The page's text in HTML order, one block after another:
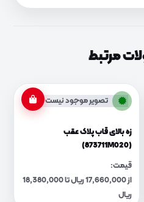
مرتبط
تصویر موجود نیست
زه بالای قاب پلاک عقب
(873711M020)
قیمت:
از 17,660,000 ریال تا 18,380,000
ریال